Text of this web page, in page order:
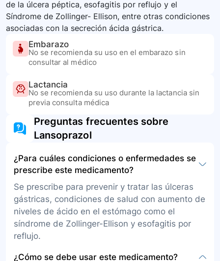
de la úlcera péptica, esofagitis por reflujo y el
Síndrome de Zollinger- Ellison, entre otras condiciones
asociadas con la secreción ácida gástrica.
Embarazo
No se recomienda su uso en el embarazo sin
consultar al médico
Lactancia
No se recomienda su uso durante la lactancia sin
previa consulta médica
Preguntas frecuentes sobre
Lansoprazol
¿Para cuáles condiciones o enfermedades se
prescribe este medicamento?
Se prescribe para prevenir y tratar las úlceras
gástricas, condiciones de salud con aumento de
niveles de ácido en el estómago como el
síndrome de Zollinger-Ellison y esofagitis por
reflujo.
¿Cómo se debe usar este medicamento?